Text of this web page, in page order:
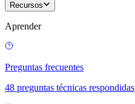
Recursos
Aprender
Preguntas frecuentes
48 preguntas técnicas respondidas